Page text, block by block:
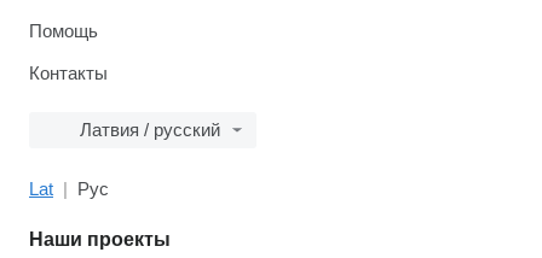
Помощь
Контакты
Латвия / русский
Lat Рус
Наши проекты